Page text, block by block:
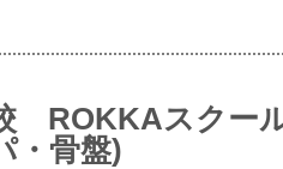
ROKKAスクー
・骨盤)